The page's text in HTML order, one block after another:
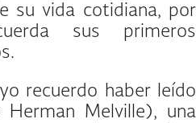
su vida cotidiana, por
sus primeros
recuerdo haber leído
Melville), una